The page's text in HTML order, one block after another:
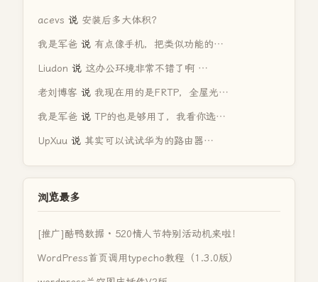
acevs 说 安装后多大体积？
我是军爸 说 有点像手机，把类似功能的…
Liudon 说 这办公环境非常不错了啊 …
老刘博客 说 我现在用的是FRTP，全屋光…
我是军爸 说 TP的也是够用了，我看你选…
UpXuu 说 其实可以试试华为的路由器…
浏览最多
[推广]酷鸭数据 · 520情人节特别活动机来啦！
WordPress首页调用typecho教程（1.3.0版）